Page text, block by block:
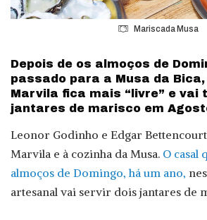
Mariscada Musa
Depois de os almoços de
passado para a Musa da
Marvila fica mais “livre” e vai
jantares de marisco em
Leonor Godinho e Edgar
Marvila e à cozinha da Musa. O casal
almoços de Domingo, há um ano,
artesanal vai servir dois jantares de